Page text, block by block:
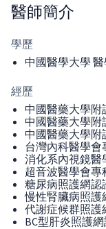
醫師簡介
學歷
中國醫學大學
經歷
中國醫藥大學附
中國醫藥大學附
中國醫藥大學附
台灣內科醫學會
消化系內視鏡醫
超音波醫學會專
糖尿病照護網認
慢性腎臟病照護
代謝症候群照護
BC型肝炎照護